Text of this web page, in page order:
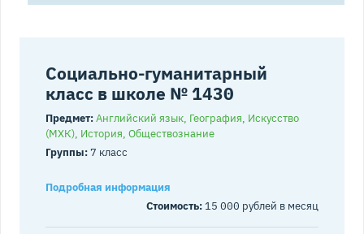
Социально-гуманитарный
класс в школе № 1430
Предмет:Английский язык, География, Искусство
(МХК), История, Обществознание
Группы: 7 класс
Подробная информация
Стоимость:15 000 рублей в месяц